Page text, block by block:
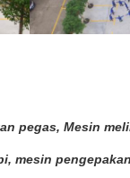
pegas, Mesin
mesin pengepakan